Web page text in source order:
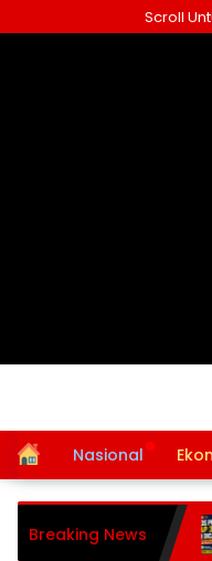
ke
Scroll
HomeNasional
Breaking News